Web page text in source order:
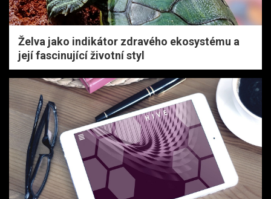
Želva jako indikátor zdravého ekosystému a
její fascinující životní styl